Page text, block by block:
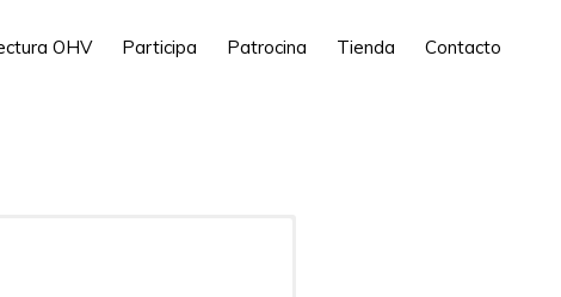
OHV Participa Patrocina Tienda Contacto